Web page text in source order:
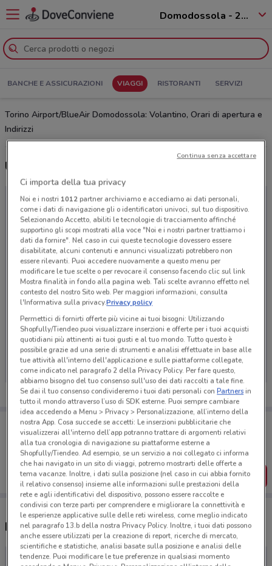
Domodossola - 28845
BANCHE E ASSICURAZIONI VIAGGI RISTORANTI SERVIZI
Torino Airport/BlueAir Domodossola: Volantino, Orari di apertura e
Indirizzi
Ci dispiace, al momento non abbiamo pubblicato
volantini nella tua zona. Riprova più tardi.
Porta DoveConviene sempre con te!
Puoi trovare le migliori offerte dei negozi vicino a te,
salvarle e creare la tua lista del risparmio, comodamente
dal tuo cellulare.
SCARICA L’APP
Negozi Torino Airport/BlueAir a Domodossola
Ci importa della tua privacy
Noi e i nostri 1012partner archiviamo e accediamo ai dati personali,
come i dati di navigazione gli o identificatori univoci, sul tuo dispositivo.
Selezionando Accetto, abiliti le tecnologie di tracciamento affinché
supportino gli scopi mostrati alla voce "Noi e i nostri partner trattiamo i
dati da fornire". Nel caso in cui queste tecnologie dovessero essere
disabilitate, alcuni contenuti e annunci visualizzati potrebbero non
essere rilevanti. Puoi accedere nuovamente a questo menu per
modificare le tue scelte o per revocare il consenso facendo clic sul link
Mostra finalità in fondo alla pagina web. Tali scelte avranno effetto nel
contesto del nostro Sito web. Per maggiori informazioni, consulta
l'Informativa sulla privacy.Privacy policy
Permettici di fornirti offerte più vicine ai tuoi bisogni: Utilizzando
Shopfully/Tiendeo puoi visualizzare inserzioni e offerte per i tuoi acquisti
quotidiani più attinenti ai tuoi gusti e al tuo mondo. Tutto questo è
possibile grazie ad una serie di strumenti e analisi effettuate in base alle
tue attività all'interno dell'applicazione e sulle piattaforme collegate,
come indicato nel paragrafo 2 della Privacy Policy. Per fare questo,
abbiamo bisogno del tuo consenso sull'uso dei dati raccolti a tale fine.
Se dai il tuo consenso condivideremo i tuoi dati personali conPartnersin
tutto il mondo attraverso l’uso di SDK esterne. Puoi sempre cambiare
idea accedendo a Menu > Privacy > Personalizzazione, all’interno della
nostra App. Cosa succede se accetti: Le inserzioni pubblicitarie che
visualizzerai all'interno dell’app potranno trattare di argomenti relativi
alla tua cronologia di navigazione su piattaforme esterne a
Shopfully/Tiendeo. Ad esempio, se un servizio a noi collegato ci informa
che hai navigato in un sito di viaggi, potremo mostrarti delle offerte a
tema vacanze. Inoltre, i dati sulla posizione (nel caso in cui abbia fornito
il relativo consenso) insieme alle informazioni sulle prestazioni della
rete e agli identificativi del dispositivo, possono essere raccolte e
condivisi con terze parti per comprendere e migliorare la connettività e
le esperienze applicative sulle delle reti wireless, come meglio indicato
nel paragrafo 13.b della nostra Privacy Policy. Inoltre, i tuoi dati possono
anche essere utilizzati per la creazione di report, ricerche di mercato,
scientifiche e statistiche, analisi basate sulla posizione e analisi delle
tendenze. Puoi modificare le tue preferenze in qualsiasi momento
Continua senza accettare